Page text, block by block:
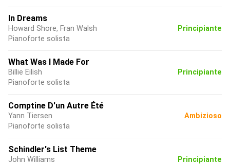
In Dreams
Howard Shore, Fran Walsh
Pianoforte solista
Principiante
What Was I Made For
Billie Eilish
Pianoforte solista
Principiante
Comptine D'un Autre Été
Yann Tiersen
Pianoforte solista
Ambizioso
Schindler's List Theme
John Williams
Principiante